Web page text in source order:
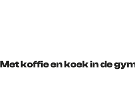
Met koffie en koek in de